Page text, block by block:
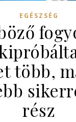
EGÉSZSÉG
több,
rész